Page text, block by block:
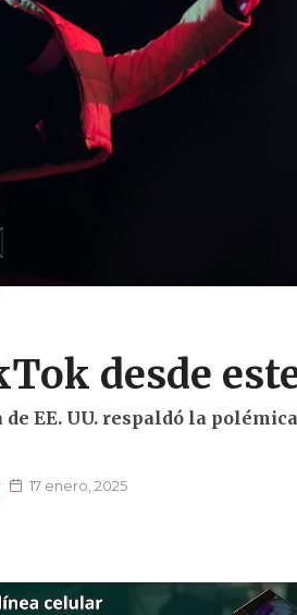
desde
de EE. UU. respaldó la
17 enero, 2025